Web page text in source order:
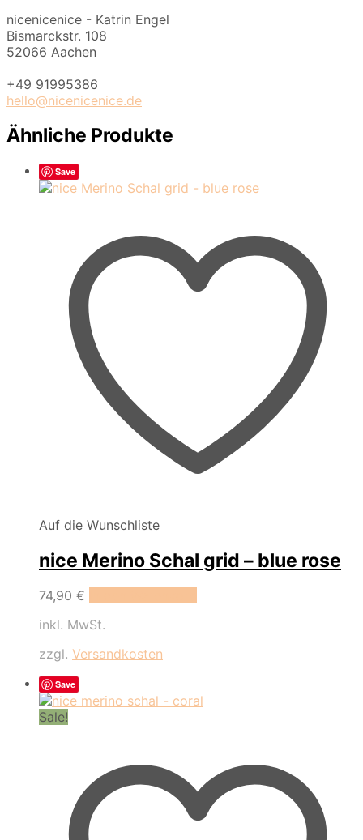
nicenicenice - Katrin Engel
Bismarckstr. 108
52066 Aachen
+49 91995386
hello@nicenicenice.de
Ähnliche Produkte
Save
Auf die Wunschliste
nice Merino Schal grid – blue rose
74,90 €
inkl. MwSt.
zzgl. Versandkosten
Save
Sale!